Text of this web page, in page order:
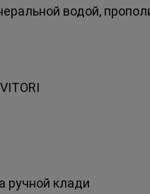
водой,
ручной клади